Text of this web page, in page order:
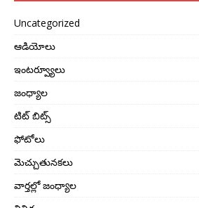
Uncategorized
ఆడియోలు
ఇంటర్వ్యూలు
జంధ్యాల
టిట్ బిట్స్
ఫోటోలు
మెచ్చుతునకలు
వార్తల్లో జంధ్యాల